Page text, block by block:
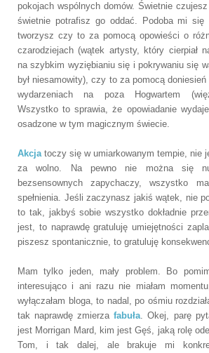
pokojach wspólnych domów. Świetnie
świetnie potrafisz go oddać. Podoba mi
tworzysz czy to za pomocą opowieści o
czarodziejach (wątek artysty, który cierpiał
na szybkim wyziębianiu się i pokrywaniu się
był niesamowity), czy to za pomocą
wydarzeniach na poza Hogwartem
Wszystko to sprawia, że opowiadanie
osadzone w tym magicznym świecie.
Akcja toczy się w umiarkowanym tempie, nie
za wolno. Na pewno nie można się
bezsensownych zapychaczy, wszystko
spełnienia. Jeśli zaczynasz jakiś wątek, nie
to tak, jakbyś sobie wszystko dokładnie
jest, to naprawdę gratuluję umiejętności
piszesz spontanicznie, to gratuluję
Mam tylko jeden, mały problem. Bo
interesująco i ani razu nie miałam
wyłączałam bloga, to nadal, po ośmiu
tak naprawdę zmierza fabuła. Okej, parę
jest Morrigan Mard, kim jest Gęś, jaką rolę
Tom, i tak dalej, ale brakuje mi